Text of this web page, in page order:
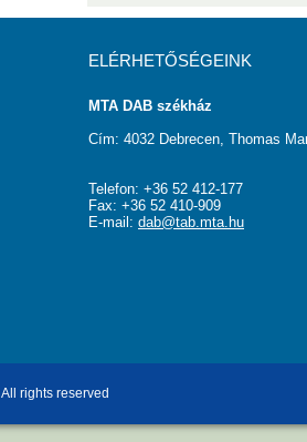
ELÉRHETŐSÉGEINK
MTA DAB székház
Cím: 4032 Debrecen, Thomas
Telefon: +36 52 412-177
Fax: +36 52 410-909
E-mail: dab@tab.mta.hu
All rights reserved